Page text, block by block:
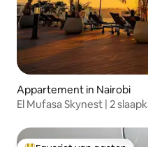
Appartement in Nairobi
El Mufasa Skynest | 2